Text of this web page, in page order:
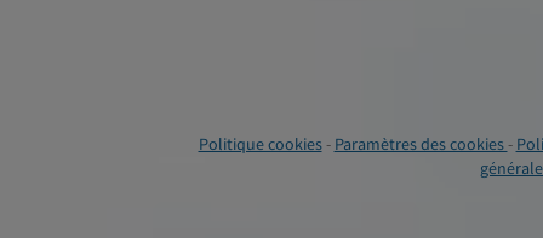
Politique cookies- Paramètres des cookies-